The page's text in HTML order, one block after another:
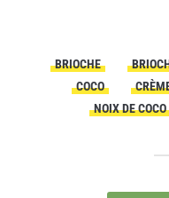
BRIOCHE
COCO
NOIX DE COCO